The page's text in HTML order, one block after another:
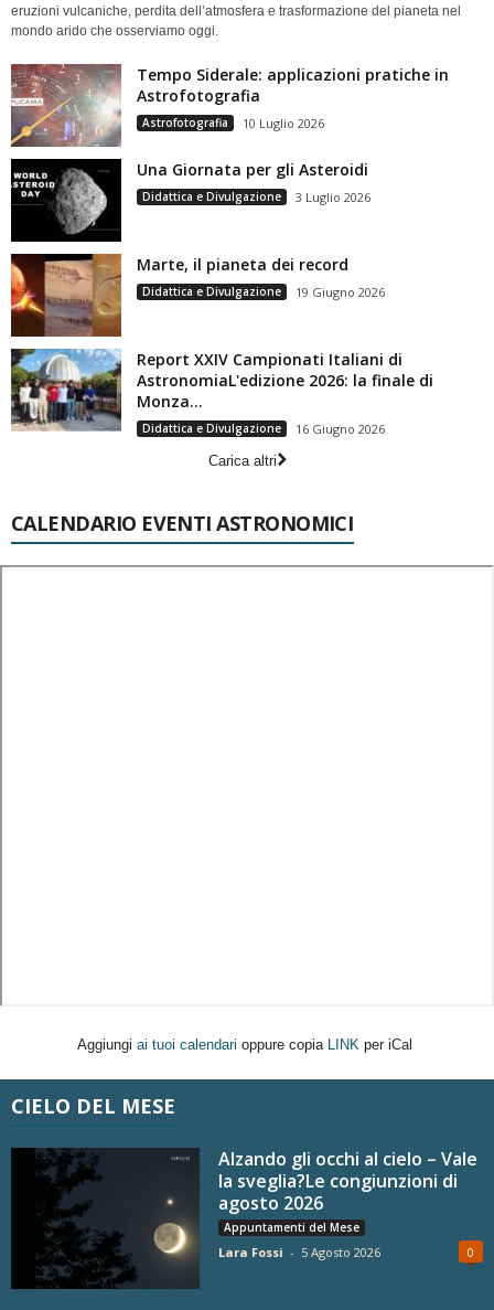
eruzioni vulcaniche, perdita dell’atmosfera e trasformazione del pianeta nel
mondo arido che osserviamo oggi.
Tempo Siderale: applicazioni pratiche in
Astrofotografia
Astrofotografia 10 Luglio 2026
Una Giornata per gli Asteroidi
Didattica e Divulgazione 3 Luglio 2026
Marte, il pianeta dei record
Didattica e Divulgazione 19 Giugno 2026
Report XXIV Campionati Italiani di
AstronomiaL'edizione 2026: la finale di
Monza...
Didattica e Divulgazione
16 Giugno 2026
Carica altri
CALENDARIO EVENTI ASTRONOMICI
Aggiungi ai tuoi calendari oppure copia LINK per iCal
CIELO DEL MESE
Alzando gli occhi al cielo – Vale
la sveglia?Le congiunzioni di
agosto 2026
Appuntamenti del Mese
Lara Fossi - 5 Agosto 2026 0